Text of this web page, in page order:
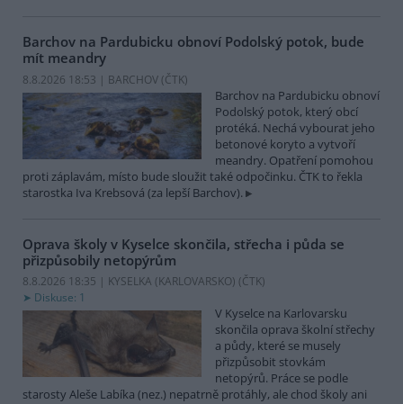
Barchov na Pardubicku obnoví Podolský potok, bude
mít meandry
8.8.2026 18:53 | BARCHOV (ČTK)
Barchov na Pardubicku obnoví
Podolský potok, který obcí
protéká. Nechá vybourat jeho
betonové koryto a vytvoří
meandry. Opatření pomohou
proti záplavám, místo bude sloužit také odpočinku. ČTK to řekla
starostka Iva Krebsová (za lepší Barchov).
Oprava školy v Kyselce skončila, střecha i půda se
přizpůsobily netopýrům
8.8.2026 18:35 | KYSELKA (KARLOVARSKO) (ČTK)
Diskuse: 1
V Kyselce na Karlovarsku
skončila oprava školní střechy
a půdy, které se musely
přizpůsobit stovkám
netopýrů. Práce se podle
starosty Aleše Labíka (nez.) nepatrně protáhly, ale chod školy ani